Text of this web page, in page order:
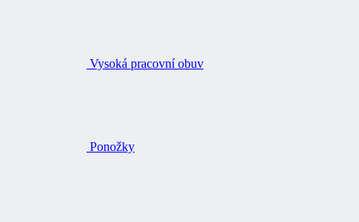
Vysoká pracovní obuv
Ponožky